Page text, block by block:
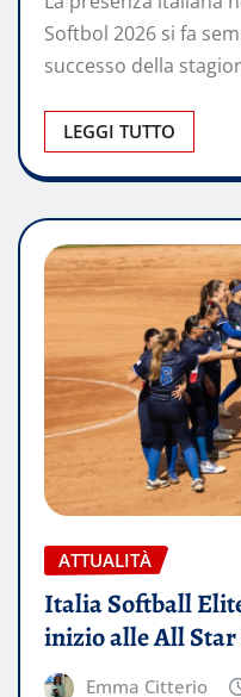
Softbol 2026 si fa
successo della
LEGGI TUTTO
ATTUALITÀ
Italia Softball
inizio alle All Star
Emma Citterio